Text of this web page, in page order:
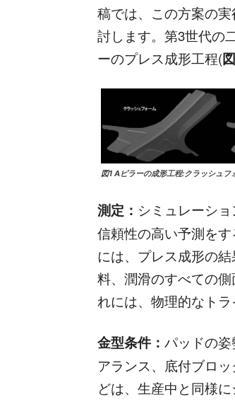
稿では、この方案の
討します。第3世代の
ーのプレス成形工程(図
図1 Aピラーの成形工程:クラッシュ
測定： シミュレーシ
信頼性の高い予測を
には、プレス成形の
料、潤滑のすべての
れには、物理的なトラ
金型条件： パッドの
アランス、底付ブロ
どは、生産中と同様